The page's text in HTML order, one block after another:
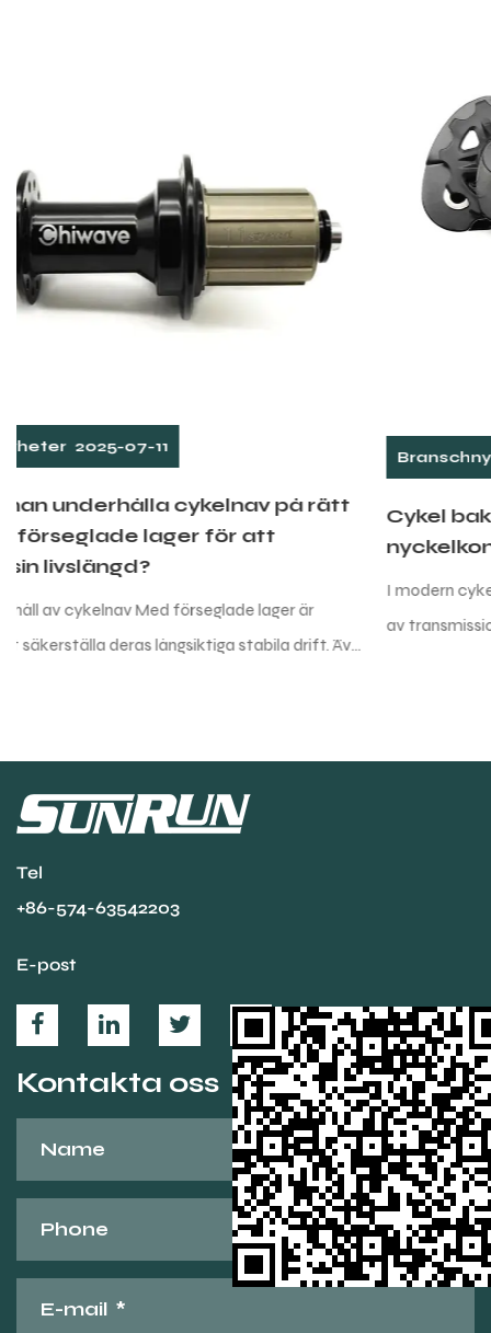
Branschnyheter
Cykel bakre derailleur: En
nyckelkomponent i ridupplevelsen
I modern cykeldesign är den bakre derailleur en oumbärlig del
av transmissionssystemet. Det bär inte bara det tunga
ansvaret för att överföra kedjan från den främre
Tel
+86-574-63542203
E-post
Kontakta oss